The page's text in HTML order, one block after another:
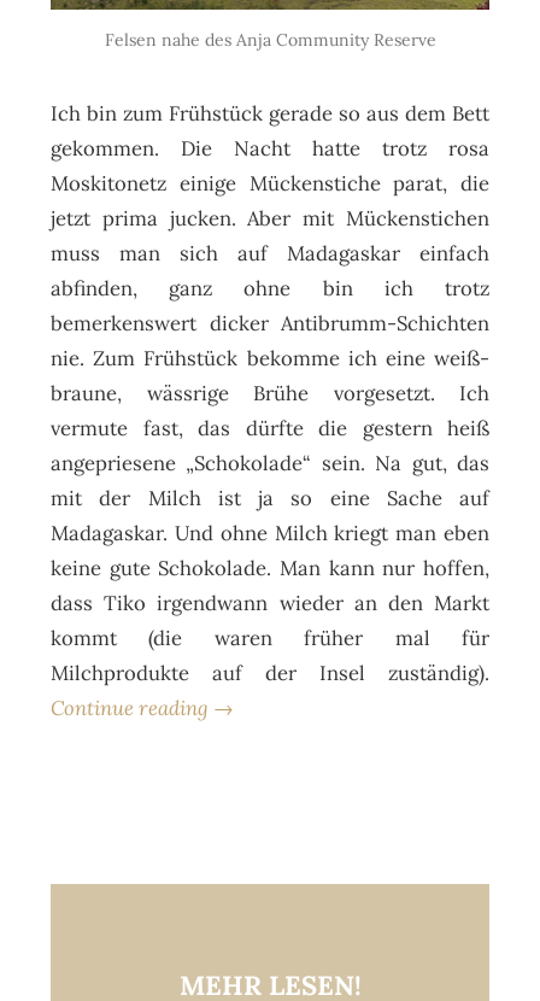
Felsen nahe des Anja Community Reserve
Ich bin zum Frühstück gerade so aus dem Bett
gekommen. Die Nacht hatte trotz rosa
Moskitonetz einige Mückenstiche parat, die
jetzt prima jucken. Aber mit Mückenstichen
muss man sich auf Madagaskar einfach
abfinden, ganz ohne bin ich trotz
bemerkenswert dicker Antibrumm-Schichten
nie. Zum Frühstück bekomme ich eine weiß-
braune, wässrige Brühe vorgesetzt. Ich
vermute fast, das dürfte die gestern heiß
angepriesene „Schokolade“ sein. Na gut, das
mit der Milch ist ja so eine Sache auf
Madagaskar. Und ohne Milch kriegt man eben
keine gute Schokolade. Man kann nur hoffen,
dass Tiko irgendwann wieder an den Markt
kommt (die waren früher mal für
Milchprodukte auf der Insel zuständig).
Continue reading →
MEHR LESEN!